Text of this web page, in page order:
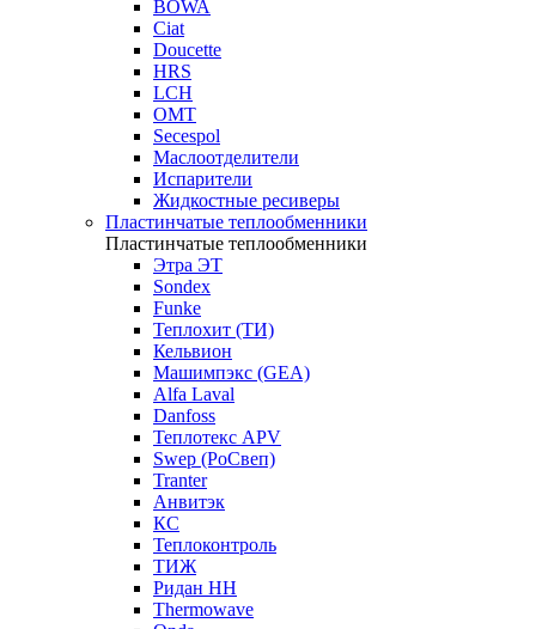
BOWA
Ciat
Doucette
HRS
LCH
OMT
Secespol
Маслоотделители
Испарители
Жидкостные ресиверы
Пластинчатые теплообменники
Пластинчатые теплообменники
Этра ЭТ
Sondex
Funke
Теплохит (ТИ)
Кельвион
Машимпэкс (GEA)
Alfa Laval
Danfoss
Теплотекс APV
Swep (РоСвеп)
Tranter
Анвитэк
КС
Теплоконтроль
ТИЖ
Ридан НН
Thermowave